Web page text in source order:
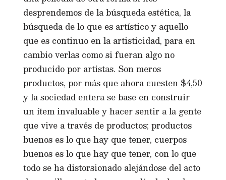
desprendemos de la búsqueda estética, la
búsqueda de lo que es artístico y aquello
que es continuo en la artisticidad, para en
cambio verlas como si fueran algo no
producido por artistas. Son meros
productos, por más que ahora cuesten $4,50
y la sociedad entera se base en construir
un ítem invaluable y hacer sentir a la gente
que vive a través de productos; productos
buenos es lo que hay que tener, cuerpos
buenos es lo que hay que tener, con lo que
todo se ha distorsionado alejándose del acto